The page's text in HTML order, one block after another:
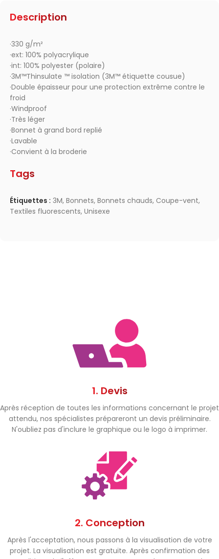
Description
·330 g/m²
·ext: 100% polyacrylique
·int: 100% polyester (polaire)
·3M™Thinsulate ™ isolation (3M™ étiquette cousue)
·Double épaisseur pour une protection extrême contre le
froid
·Windproof
·Très léger
·Bonnet à grand bord replié
·Lavable
·Convient à la broderie
Tags
Étiquettes : 3M, Bonnets, Bonnets chauds, Coupe-vent,
Textiles fluorescents, Unisexe
1. Devis
Après réception de toutes les informations concernant le projet
attendu, nos spécialistes prépareront un devis préliminaire.
N'oubliez pas d'inclure le graphique ou le logo à imprimer.
2. Conception
Après l'acceptation, nous passons à la visualisation de votre
projet. La visualisation est gratuite. Après confirmation des